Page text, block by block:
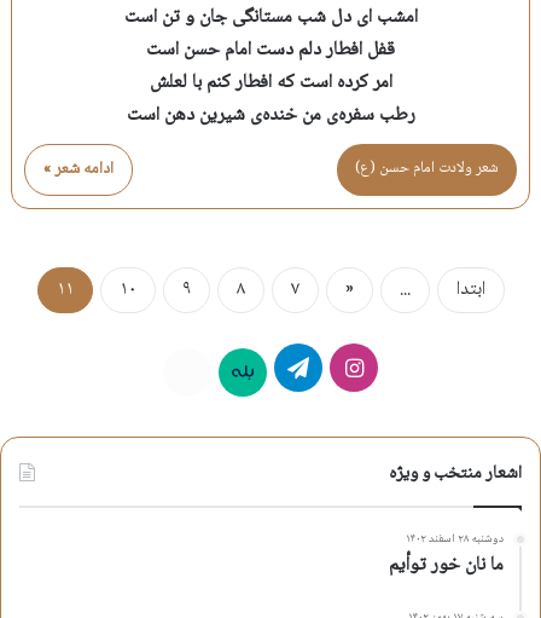
امشب ای دل شب مستانگی جان و تن است
قفل افطار دلم دست امام حسن است
امر کرده است که افطار کنم با لعلش
رطب سفره‌ی من خنده‌ی شیرین دهن است
ادامه شعر » شعر ولادت امام حسن (ع)
ابتدا ...
« ۷ ۸ ۹ ۱۰ ۱۱
اینستاگرامتلگرام بله
اشعار منتخب و ویژه
دوشنبه ۲۸ اسفند ۱۴۰۲
ما نان خور توأیم